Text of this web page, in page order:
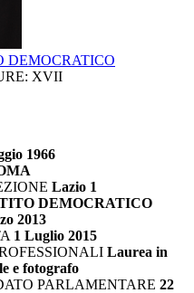
DEMOCRATICO
XVII
1966
Lazio 1
DEMOCRATICO
2013
1 Luglio 2015
Laurea in
e fotografo
PARLAMENTARE 22